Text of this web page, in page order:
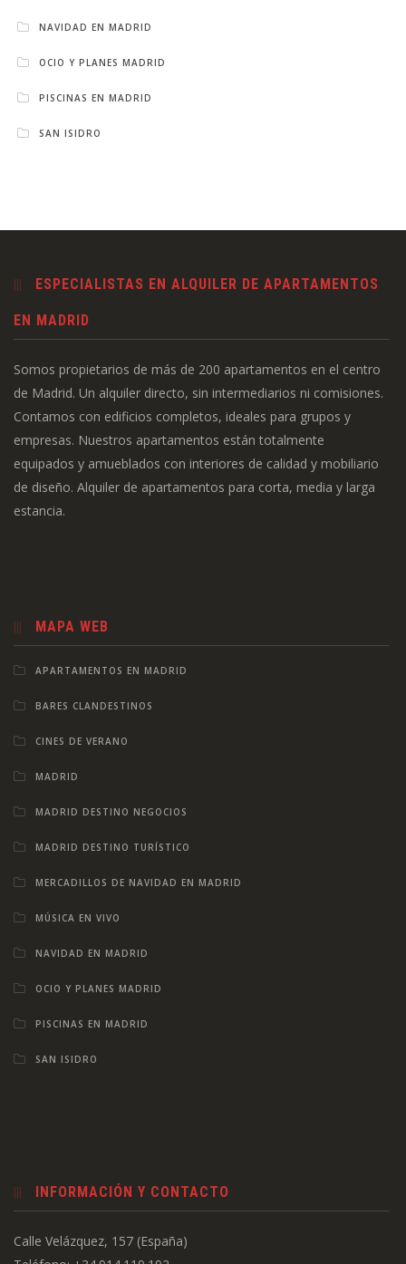
NAVIDAD EN MADRID
OCIO Y PLANES MADRID
PISCINAS EN MADRID
SAN ISIDRO
ESPECIALISTAS EN ALQUILER DE APARTAMENTOS
EN MADRID
Somos propietarios de más de 200 apartamentos en el centro
de Madrid. Un alquiler directo, sin intermediarios ni comisiones.
Contamos con edificios completos, ideales para grupos y
empresas. Nuestros apartamentos están totalmente
equipados y amueblados con interiores de calidad y mobiliario
de diseño. Alquiler de apartamentos para corta, media y larga
estancia.
MAPA WEB
APARTAMENTOS EN MADRID
BARES CLANDESTINOS
CINES DE VERANO
MADRID
MADRID DESTINO NEGOCIOS
MADRID DESTINO TURÍSTICO
MERCADILLOS DE NAVIDAD EN MADRID
MÚSICA EN VIVO
NAVIDAD EN MADRID
OCIO Y PLANES MADRID
PISCINAS EN MADRID
SAN ISIDRO
INFORMACIÓN Y CONTACTO
Calle Velázquez, 157 (España)